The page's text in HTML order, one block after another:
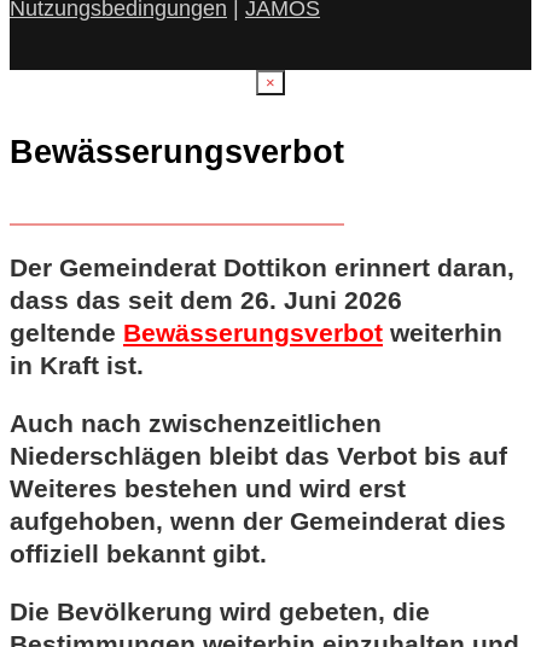
Nutzungsbedingungen | JAMOS
×
Bewässerungsverbot
Der Gemeinderat Dottikon erinnert daran,
dass das seit dem 26. Juni 2026
geltende Bewässerungsverbot weiterhin
in Kraft ist.
Auch nach zwischenzeitlichen
Niederschlägen bleibt das Verbot bis auf
Weiteres bestehen und wird erst
aufgehoben, wenn der Gemeinderat dies
offiziell bekannt gibt.
Die Bevölkerung wird gebeten, die